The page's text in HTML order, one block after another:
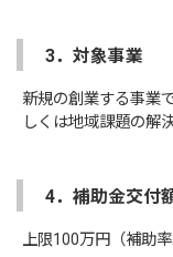
3．対象事業
新規の創業する事業
しくは地域課題の解
4．補助金交付
上限100万円（補助率